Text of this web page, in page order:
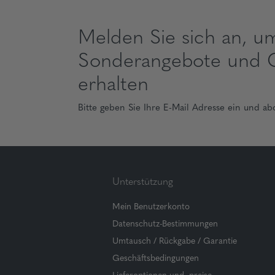
Melden Sie sich an,
Sonderangebote und
erhalten
Bitte geben Sie Ihre E-Mail Adresse ein und
Unterstützung
Mein Benutzerkonto
Datenschutz-Bestimmungen
Umtausch / Rückgabe / Garantie
Geschäftsbedingungen